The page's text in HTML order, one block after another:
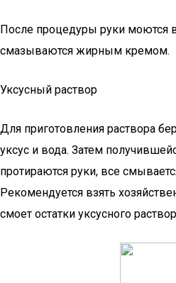
После процедуры руки моются
смазываются жирным кремом.
Уксусный раствор
Для приготовления раствора
уксус и вода. Затем
протираются руки, все
Рекомендуется взять
смоет остатки уксусного